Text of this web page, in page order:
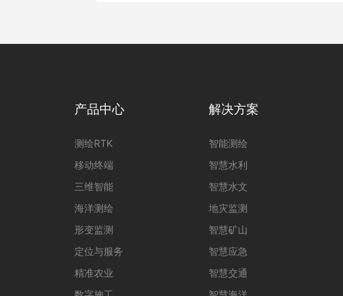
产品中心
测绘RTK
移动终端
三维智能
海洋测绘
形变监测
定位与服务
精准农业
解决方案
智能测绘
智慧水利
智慧水文
地灾监测
智慧矿山
智慧应急
智慧交通